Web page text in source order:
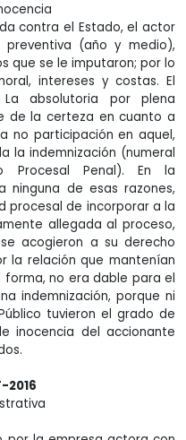
contra el Estado, el actor
(año y medio),
que se le imputaron; por lo
intereses y costas. El
absolutoria por plena
de la certeza en cuanto a
no participación en aquel,
la indemnización (numeral
Procesal Penal). En la
ninguna de esas razones,
procesal de incorporar a la
allegada al proceso,
acogieron a su derecho
la relación que mantenían
no era dable para el
indemnización, porque ni
tuvieron el grado de
inocencia del accionante
2016